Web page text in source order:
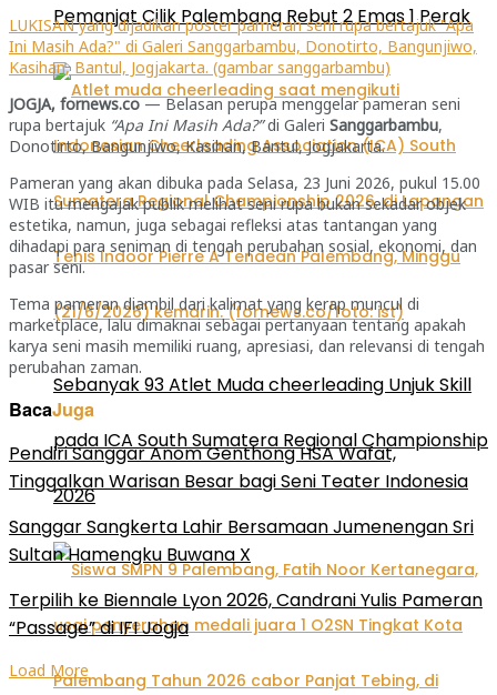
Pemanjat Cilik Palembang Rebut 2 Emas 1 Perak
Sebanyak 93 Atlet Muda cheerleading Unjuk Skill
pada ICA South Sumatera Regional Championship
2026
LUKISAN yang dijadikan poster pameran seni rupa bertajuk "Apa
Ini Masih Ada?" di Galeri Sanggarbambu, Donotirto, Bangunjiwo,
Kasihan, Bantul, Jogjakarta. (gambar sanggarbambu)
JOGJA, fornews.co— Belasan perupa menggelar pameran seni
rupa bertajuk “Apa Ini Masih Ada?”di Galeri Sanggarbambu,
Donotirto, Bangunjiwo, Kasihan, Bantul, Jogjakarta.
Pameran yang akan dibuka pada Selasa, 23 Juni 2026, pukul 15.00
WIB itu mengajak publik melihat seni rupa bukan sekadar objek
estetika, namun, juga sebagai refleksi atas tantangan yang
dihadapi para seniman di tengah perubahan sosial, ekonomi, dan
pasar seni.
Tema pameran diambil dari kalimat yang kerap muncul di
marketplace, lalu dimaknai sebagai pertanyaan tentang apakah
karya seni masih memiliki ruang, apresiasi, dan relevansi di tengah
perubahan zaman.
BacaJuga
Pendiri Sanggar Anom Genthong HSA Wafat,
Tinggalkan Warisan Besar bagi Seni Teater Indonesia
Sanggar Sangkerta Lahir Bersamaan Jumenengan Sri
Sultan Hamengku Buwana X
Terpilih ke Biennale Lyon 2026, Candrani Yulis Pameran
“Passage” di IFI Jogja
Load More